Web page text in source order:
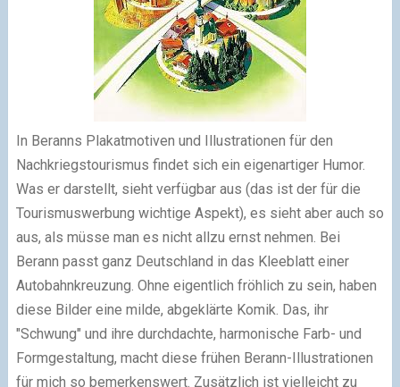
In Beranns Plakatmotiven und Illustrationen für den
Nachkriegstourismus findet sich ein eigenartiger Humor.
Was er darstellt, sieht verfügbar aus (das ist der für die
Tourismuswerbung wichtige Aspekt), es sieht aber auch so
aus, als müsse man es nicht allzu ernst nehmen. Bei
Berann passt ganz Deutschland in das Kleeblatt einer
Autobahnkreuzung. Ohne eigentlich fröhlich zu sein, haben
diese Bilder eine milde, abgeklärte Komik. Das, ihr
"Schwung" und ihre durchdachte, harmonische Farb- und
Formgestaltung, macht diese frühen Berann-Illustrationen
für mich so bemerkenswert. Zusätzlich ist vielleicht zu